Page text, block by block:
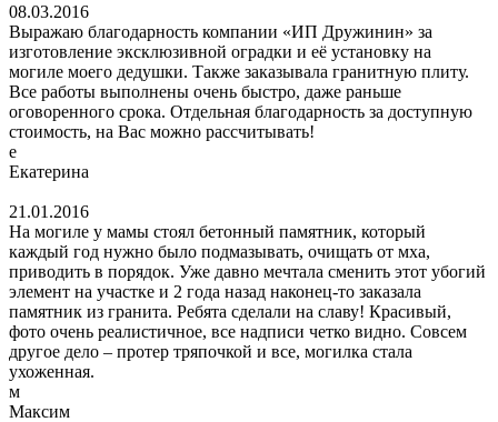
08.03.2016
Выражаю благодарность компании «ИП Дружинин» за
изготовление эксклюзивной оградки и её установку на
могиле моего дедушки. Также заказывала гранитную плиту.
Все работы выполнены очень быстро, даже раньше
оговоренного срока. Отдельная благодарность за доступную
стоимость, на Вас можно рассчитывать!
е
Екатерина
21.01.2016
На могиле у мамы стоял бетонный памятник, который
каждый год нужно было подмазывать, очищать от мха,
приводить в порядок. Уже давно мечтала сменить этот убогий
элемент на участке и 2 года назад наконец-то заказала
памятник из гранита. Ребята сделали на славу! Красивый,
фото очень реалистичное, все надписи четко видно. Совсем
другое дело – протер тряпочкой и все, могилка стала
ухоженная.
м
Максим